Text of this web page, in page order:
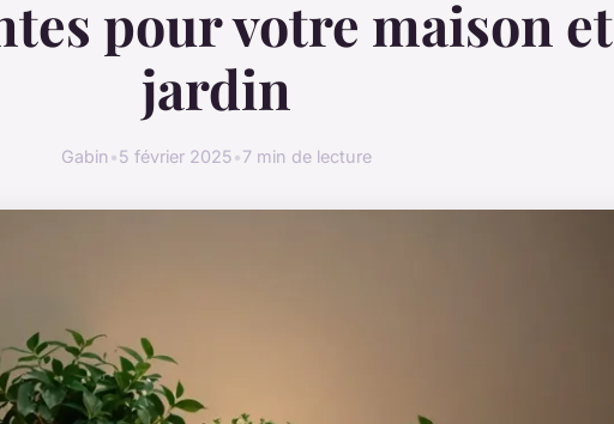
pour votre maison et
jardin
Gabin•5 février 2025•7 min de lecture